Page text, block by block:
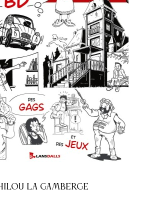
LA GAMBERGE